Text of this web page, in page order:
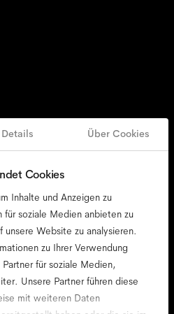
Details Über Cookies
Cookies
Inhalte und Anzeigen zu
für soziale Medien anbieten zu
unsere Website zu analysieren.
zu Ihrer Verwendung
für soziale Medien,
Unsere Partner führen diese
mit weiteren Daten